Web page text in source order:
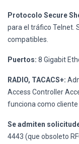
Protocolo Secure
para el tráfico Telnet.
compatibles.
Puertos: 8 Gigabit
RADIO, TACACS+:
Access Controller
funciona como cliente
Se admiten
4443 (que obsoleto